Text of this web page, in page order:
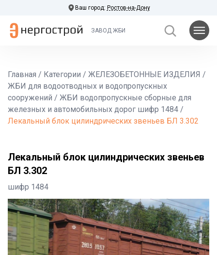
Ваш город: Ростов-на-Дону
ЗАВОД ЖБИ
Главная / Категории / ЖЕЛЕЗОБЕТОННЫЕ ИЗДЕЛИЯ /
ЖБИ для водоотводных и водопропускных
сооружений / ЖБИ водопропускные сборные для
железных и автомобильных дорог шифр 1484 /
Лекальный блок цилиндрических звеньев БЛ 3.302
Лекальный блок цилиндрических звеньев
БЛ 3.302
шифр 1484